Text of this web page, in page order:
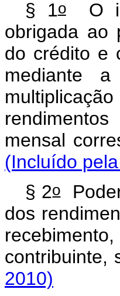
§ 1oO
obrigada ao
do crédito e
mediante
mensal
(Incluído
§ 2o
dos
2010)